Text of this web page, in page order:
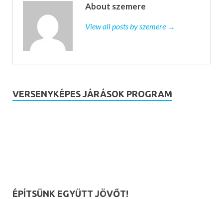
About szemere
View all posts by szemere →
VERSENYKÉPES JÁRÁSOK PROGRAM
ÉPÍTSÜNK EGYÜTT JÖVŐT!